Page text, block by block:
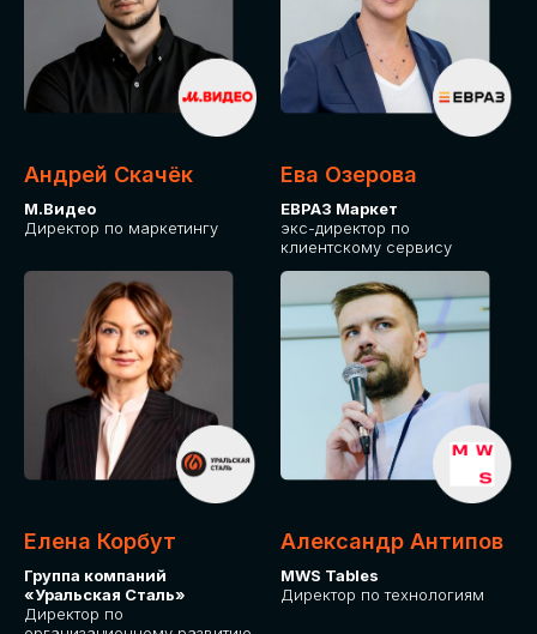
Андрей Скачёк
М.Видео
Директор по маркетингу
Ева Озерова
ЕВРАЗ Маркет
экс-директор по
клиентскому сервису
Елена Корбут
Группа компаний
«Уральская Сталь»
Директор по
Александр Антипов
MWS Tables
Директор по технологиям